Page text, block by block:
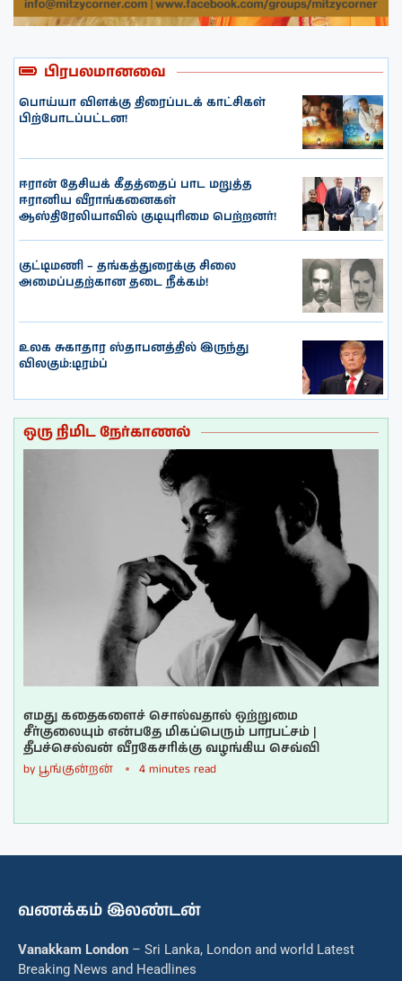
பிரபலமானவை
பொய்யா விளக்கு திரைப்படக் காட்சிகள்
பிற்போடப்பட்டன!
ஈரான் தேசியக் கீதத்தைப் பாட மறுத்த
ஈரானிய வீராங்கனைகள்
ஆஸ்திரேலியாவில் குடியுரிமை பெற்றனர்!
குட்டிமணி – தங்கத்துரைக்கு சிலை
அமைப்பதற்கான தடை நீக்கம்!
உலக சுகாதார ஸ்தாபனத்தில் இருந்து
விலகும்:டிரம்ப்
ஒரு நிமிட நேர்காணல்
எமது கதைகளைச் சொல்வதால் ஒற்றுமை
சீர்குலையும் என்பதே மிகப்பெரும் பாரபட்சம் |
தீபச்செல்வன் வீரகேசரிக்கு வழங்கிய செவ்வி
by பூங்குன்றன் 4 minutes read
வணக்கம் இலண்டன்
Vanakkam London – Sri Lanka, London and world Latest
Breaking News and Headlines